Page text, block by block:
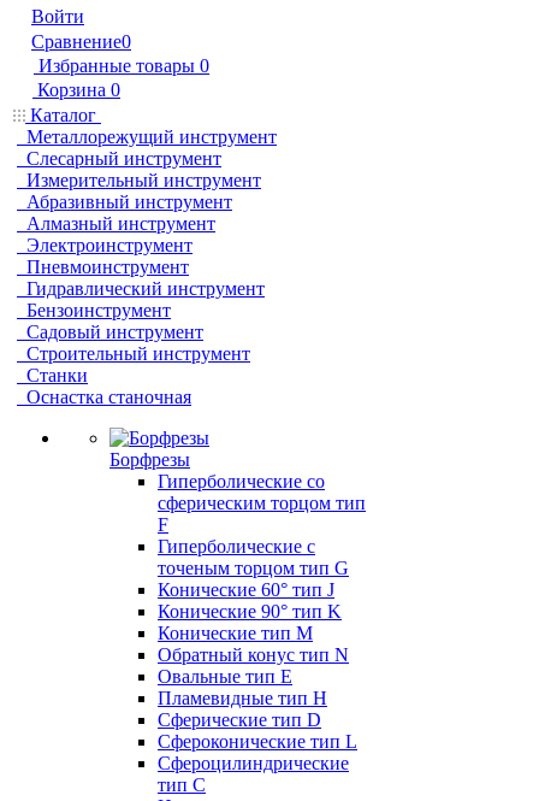
Войти
Сравнение0
Избранные товары 0
Корзина 0
Каталог
Металлорежущий инструмент
Слесарный инструмент
Измерительный инструмент
Абразивный инструмент
Алмазный инструмент
Электроинструмент
Пневмоинструмент
Гидравлический инструмент
Бензоинструмент
Садовый инструмент
Строительный инструмент
Станки
Оснастка станочная
Борфрезы
Гиперболические cо
сферическим торцом тип
F
Гиперболические с
точеным торцом тип G
Конические 60° тип J
Конические 90° тип K
Конические тип M
Обратный конус тип N
Овальные тип E
Пламевидные тип H
Сферические тип D
Сфероконические тип L
Сфероцилиндрические
тип C